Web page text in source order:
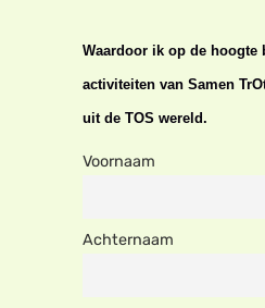
Waardoor ik op de hoogte
activiteiten van Samen
uit de TOS wereld.
Voornaam
Achternaam